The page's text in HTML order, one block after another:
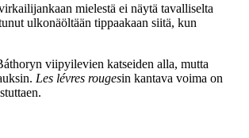
mielestä ei näytä tavalliselta
ulkonäöltään tippaakaan siitä, kun
viipyilevien katseiden alla, mutta
Les lévres rougesin kantava voima on